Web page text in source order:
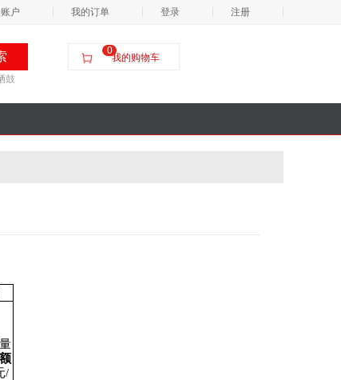
户 我的订单 登录 注册
鼓
我的购物车
0
/